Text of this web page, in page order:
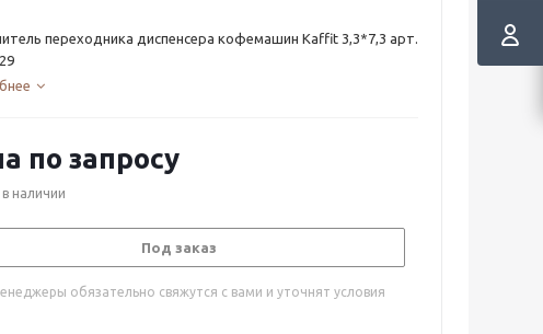
переходника диспенсера кофемашин Kaffit 3,3*7,3 арт.
по запросу
наличии
Под заказ
обязательно свяжутся с вами и уточнят условия